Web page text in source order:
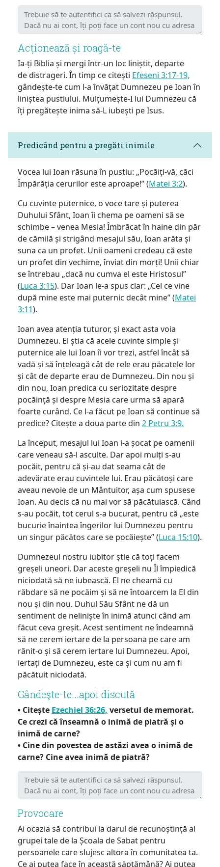
Acționează și roagă-te
Ia-ți Biblia și mergi într-un loc liniștit, departe
de distrageri. În timp ce citești Efeseni 3:17-19,
gândește-te cum l-a învățat Dumnezeu pe Ioan în
liniștea pustiului. Mulțumește-I lui Dumnezeu că
îți pregătește inima să-L iubești pe Isus.
Predicând pentru a pregăti inimile
Vocea lui Ioan răsuna în pustiu: „Pocăiți-vă, căci
Împărăția cerurilor este aproape!” (Matei 3:2).
Cu cuvinte puternice, o voce tare și puterea
Duhului Sfânt, Ioan îi chema pe oameni să se
schimbe – venea Mesia! Îmbrăcat în haine din păr
de cămilă și strigând mesajul său, Ioan arăta și
suna ca un profet. Unii oameni credeau că este
un profet din vechime, înviat din morți! Unii chiar
se întrebau „dacă nu cumva el este Hristosul”
(Luca 3:15). Dar Ioan le-a spus clar: „Cel ce vine
după mine este mai puternic decât mine” (Matei
3:11).
Ioan avea atenția tuturor, și exact asta voia
Dumnezeu. El știa că acele cuvinte simple și
puternice ale lui Ioan îi vor trezi, astfel încât să
vadă și să înțeleagă cât de rele erau păcatele lor
și cât de departe erau de Dumnezeu. Din nou și
din nou, Ioan predica cu seriozitate despre
pocăință și despre Mesia care urma să apară
foarte curând. Ce l-a făcut pe Ioan să continue să
predice? Citește a doua parte din 2 Petru 3:9.
La început, mesajul lui Ioan i-a șocat pe oamenii
care veneau să-l asculte. Dar apoi mulți s-au
pocăit, pentru că și-au dat seama cât de
adevărate erau cuvintele lui. Erau păcătoși care
aveau nevoie de un Mântuitor, așa cum spusese
Ioan. Au decis că nu mai vor să păcătuiască. Când
s-au pocăit, tot cerul s-a bucurat, pentru că „este
bucurie înaintea îngerilor lui Dumnezeu pentru
un singur păcătos care se pocăiește” (Luca 15:10).
Dumnezeul nostru iubitor știe că toți facem
greșeli uneori. Dar aceste greșeli nu Îl împiedică
niciodată să ne iubească. El ne cheamă cu
răbdare să ne pocăim și să ne întoarcem la El din
nou și din nou. Duhul Său Sfânt ne dă un
sentiment de neliniște în inimă atunci când am
făcut ceva greșit. Acest sentiment ne îndeamnă
să ne cerem iertare de la persoana pe care am
rănit-o și să cerem iertare lui Dumnezeu. Apoi,
iertați de Dumnezeu, este ca și cum nu am fi
păcătuit niciodată.
Gândeşte-te...apoi discută
• Citește Ezechiel 36:26, versetul de memorat.
Ce crezi că înseamnă o inimă de piatră și o
inimă de carne?
• Cine din povestea de astăzi avea o inimă de
carne? Cine avea inimă de piatră?
Provocare
Ai ocazia să contribui la darul de recunoștință al
grupei tale de la Școala de Sabat pentru
persoanele care slujesc altora în comunitatea ta.
Ce ai putea face în această săptămână? Ai putea